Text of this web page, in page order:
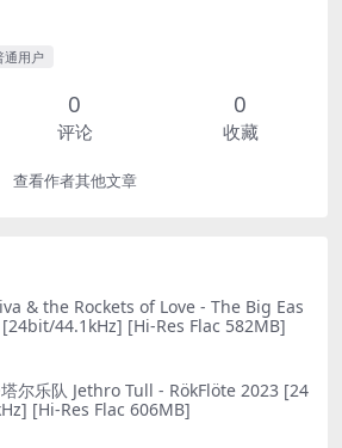
通用户
0
评论
0
收藏
查看作者其他文章
& the Rockets of Love - The Big Eas
44.1kHz] [Hi-Res Flac 582MB]
塔尔乐队 Jethro Tull - RökFlöte 2023 [24
[Hi-Res Flac 606MB]